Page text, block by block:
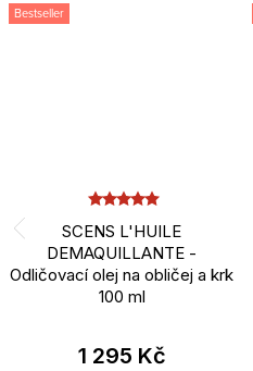
Bestseller
SCENS L'HUILE
DEMAQUILLANTE -
Odličovací olej na obličej a krk
100 ml
1 295 Kč